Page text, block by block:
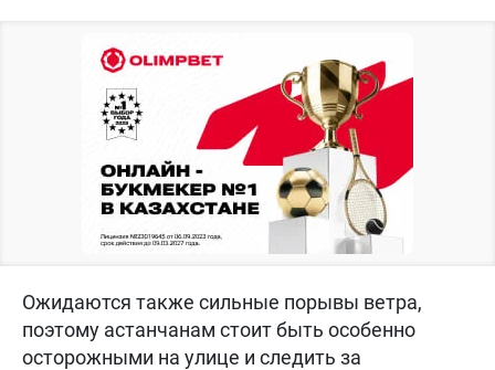
Ожидаются также сильные порывы ветра,
поэтому астанчанам стоит быть особенно
осторожными на улице и следить за